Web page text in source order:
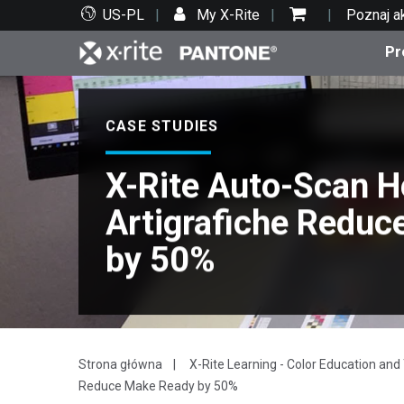
US-PL My X-Rite Poznaj
CASE STUDIES
X-Rite Auto-Scan
Artigrafiche
by 50%
Strona główna X-Rite Learning - Color Education and
Reduce Make Ready by 50%